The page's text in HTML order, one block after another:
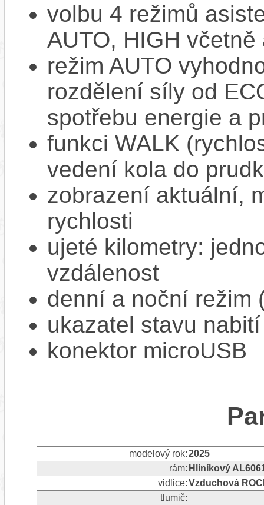
volbu 4 režimů
AUTO, HIGH
režim AUTO
rozdělení síly od
spotřebu energie a
funkci WALK
vedení kola do
zobrazení aktuální,
rychlosti
ujeté kilometry:
vzdálenost
denní a noční režim
ukazatel stavu
konektor microUSB
modelový rok:2025
rám: Hliníkový
vidlice:Vzduchová
tlumič: